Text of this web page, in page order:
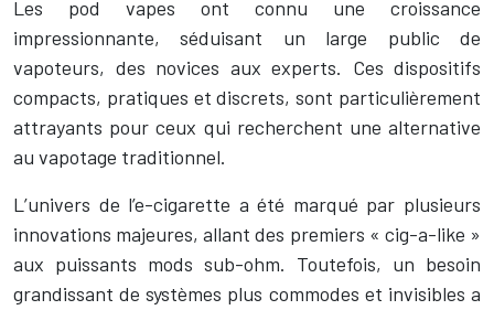
Les pod vapes ont connu une croissance
impressionnante, séduisant un large public de
vapoteurs, des novices aux experts. Ces dispositifs
compacts, pratiques et discrets, sont particulièrement
attrayants pour ceux qui recherchent une alternative
au vapotage traditionnel.
L’univers de l’e-cigarette a été marqué par plusieurs
innovations majeures, allant des premiers « cig-a-like »
aux puissants mods sub-ohm. Toutefois, un besoin
grandissant de systèmes plus commodes et invisibles a